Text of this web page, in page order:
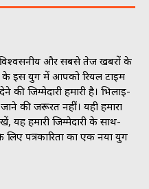
और सबसे तेज खबरों के
के इस युग में आपको रियल टाइम
जिम्मेदारी हमारी है। भिलाई-
की जरूरत नहीं। यही हमारा
हमारी जिम्मेदारी के साथ-
लिए पत्रकारिता का एक नया युग